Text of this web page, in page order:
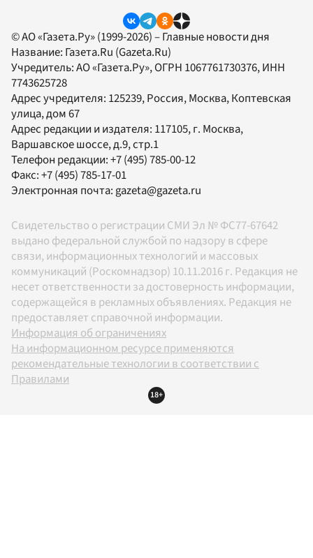
© АО «Газета.Ру» (1999-2026) – Главные новости дня
Название: Газета.Ru (Gazeta.Ru)
Учредитель:АО «Газета.Ру», ОГРН 1067761730376, ИНН
7743625728
Адрес учредителя: 125239, Россия, Москва, Коптевская
улица, дом 67
Адрес редакции и издателя: 117105, г. Москва,
Варшавское шоссе, д.9, стр.1
Телефон редакции:+7 (495) 785-00-12
Факс:+7 (495) 785-17-01
Электронная почта: gazeta@gazeta.ru
Свидетельство о регистрации СМИ Эл № ФС77-67642
выдано федеральной службой по надзору в сфере
связи, информационных технологий и массовых
коммуникаций (Роскомнадзор) 10.11.2016 г. Редакция не
несет ответственности за достоверность информации,
содержащейся в рекламных объявлениях. Редакция не
предоставляет справочной информации.
Информация об ограничениях
На информационном ресурсе применяются
рекомендательные технологии в соответствии с
Правилами
18+